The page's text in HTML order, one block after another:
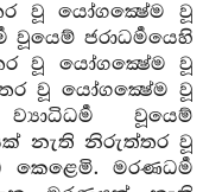
වූ යෝගක්‍ෂේම වූ
වූයෙම් ජරාධර්‍මයෙහි
වූ යෝගක්‍ෂේම වූ
වූ යෝගක්‍ෂේම වූ
වූයෙම්
නැති නිරුත්තර වූ
මරණධර්‍ම